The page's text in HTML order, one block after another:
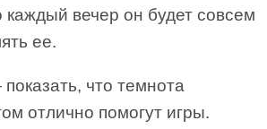
вечер он будет совсем
ее.
что темнота
отлично помогут игры.